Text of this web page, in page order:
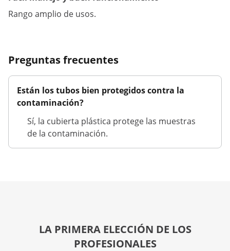
Rango amplio de usos.
Preguntas frecuentes
Están los tubos bien protegidos contra la
contaminación?
Sí, la cubierta plástica protege las muestras
de la contaminación.
LA PRIMERA ELECCIÓN DE LOS
PROFESIONALES